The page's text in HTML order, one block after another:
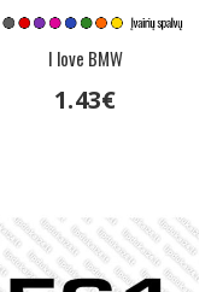
I love BMW
1.43€